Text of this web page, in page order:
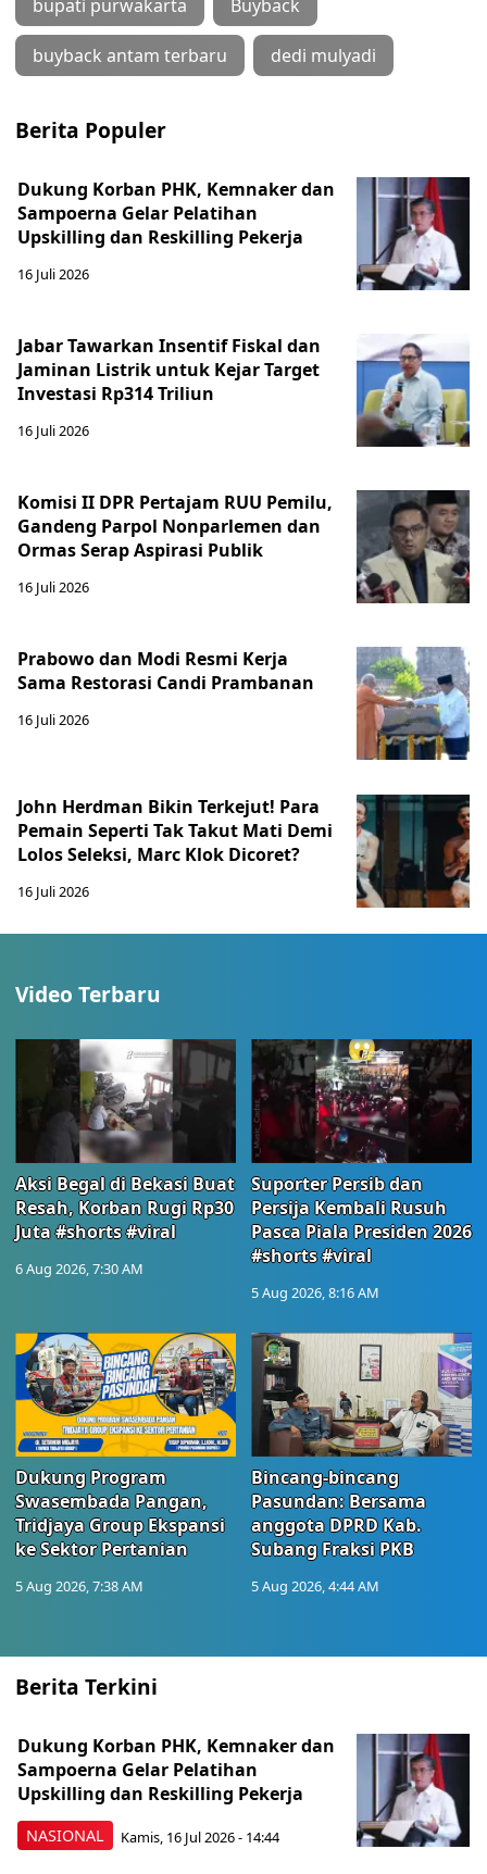
bupati purwakarta Buyback
buyback antam terbaru dedi mulyadi
Berita Populer
Dukung Korban PHK, Kemnaker dan
Sampoerna Gelar Pelatihan
Upskilling dan Reskilling Pekerja
16 Juli 2026
Jabar Tawarkan Insentif Fiskal dan
Jaminan Listrik untuk Kejar Target
Investasi Rp314 Triliun
16 Juli 2026
Komisi II DPR Pertajam RUU Pemilu,
Gandeng Parpol Nonparlemen dan
Ormas Serap Aspirasi Publik
16 Juli 2026
Prabowo dan Modi Resmi Kerja
Sama Restorasi Candi Prambanan
16 Juli 2026
John Herdman Bikin Terkejut! Para
Pemain Seperti Tak Takut Mati Demi
Lolos Seleksi, Marc Klok Dicoret?
16 Juli 2026
Video Terbaru
Aksi Begal di Bekasi Buat
Resah, Korban Rugi Rp30
Juta #shorts #viral
6 Aug 2026, 7:30 AM
Suporter Persib dan
Persija Kembali Rusuh
Pasca Piala Presiden 2026
#shorts #viral
5 Aug 2026, 8:16 AM
Dukung Program
Swasembada Pangan,
Tridjaya Group Ekspansi
ke Sektor Pertanian
5 Aug 2026, 7:38 AM
Bincang-bincang
Pasundan: Bersama
anggota DPRD Kab.
Subang Fraksi PKB
5 Aug 2026, 4:44 AM
Berita Terkini
NASIONAL
Dukung Korban PHK, Kemnaker dan
Sampoerna Gelar Pelatihan
Upskilling dan Reskilling Pekerja
Kamis, 16 Jul 2026 - 14:44